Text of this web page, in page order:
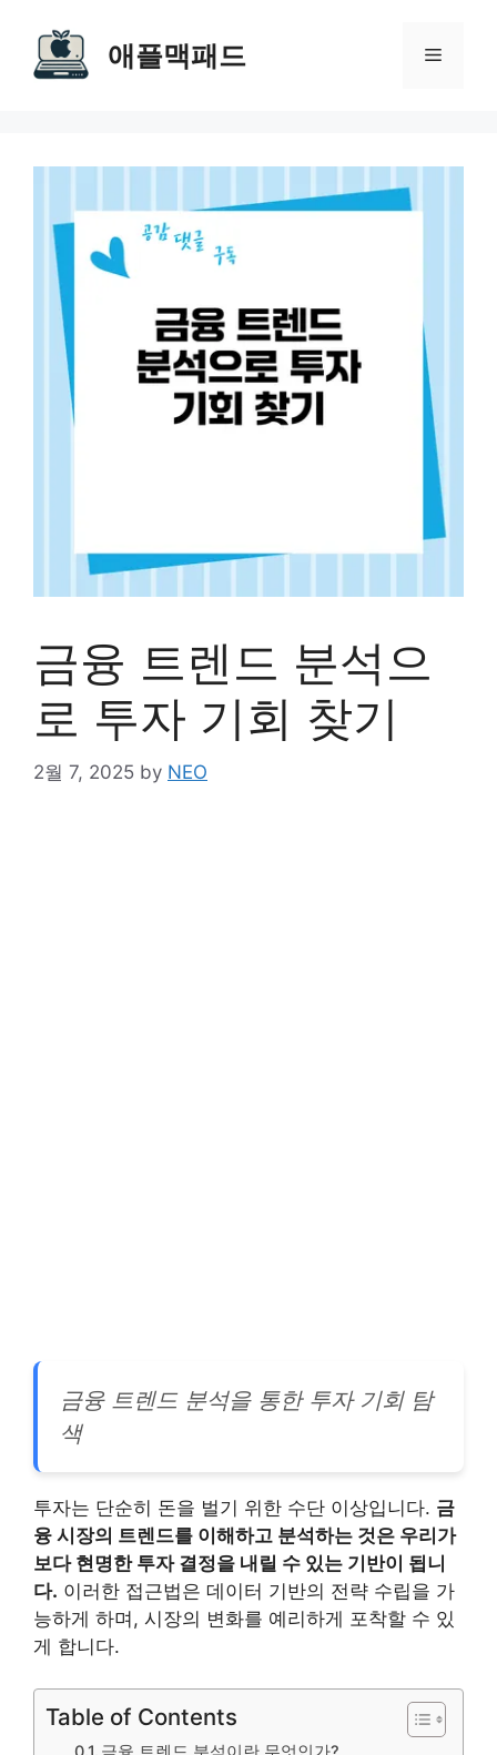
content
애플맥패드 Menu
금융 트렌드 분석으
로 투자 기회 찾기
2월 7, 2025 by NEO
금융 트렌드 분석을 통한 투자 기회 탐
색
투자는 단순히 돈을 벌기 위한 수단 이상입니다. 금
융 시장의 트렌드를 이해하고 분석하는 것은 우리가
보다 현명한 투자 결정을 내릴 수 있는 기반이 됩니
다. 이러한 접근법은 데이터 기반의 전략 수립을 가
능하게 하며, 시장의 변화를 예리하게 포착할 수 있
게 합니다.
Table of Contents